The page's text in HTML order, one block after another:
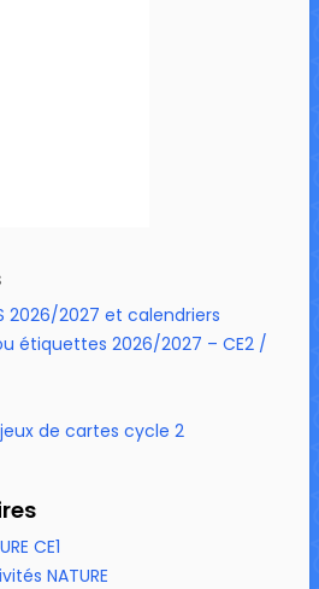
2026/2027 et calendriers
étiquettes 2026/2027 – CE2 /
de cartes cycle 2
CE1
NATURE